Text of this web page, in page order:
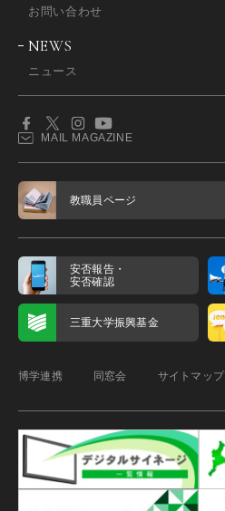
お問い合わせ
NEWS
ニュース
MAIL MAGAZINE
教職員ページ
安否報告・
安否確認
三重大学振興基金
博学連携 同窓会 サイトマップ